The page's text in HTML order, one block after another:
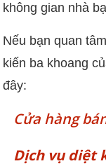
không gian nhà
Nếu bạn quan
kiến ba khoang
đây:
Cửa hàng
Dịch vụ diệt